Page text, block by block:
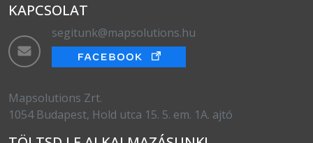
KAPCSOLAT
segitunk@mapsolutions.hu
Mapsolutions Zrt.
1054 Budapest, Hold utca 15. 5. em. 1A. ajtó